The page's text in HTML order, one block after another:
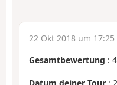
22 Okt 2018 um 17:25
Gesamtbewertung : 4